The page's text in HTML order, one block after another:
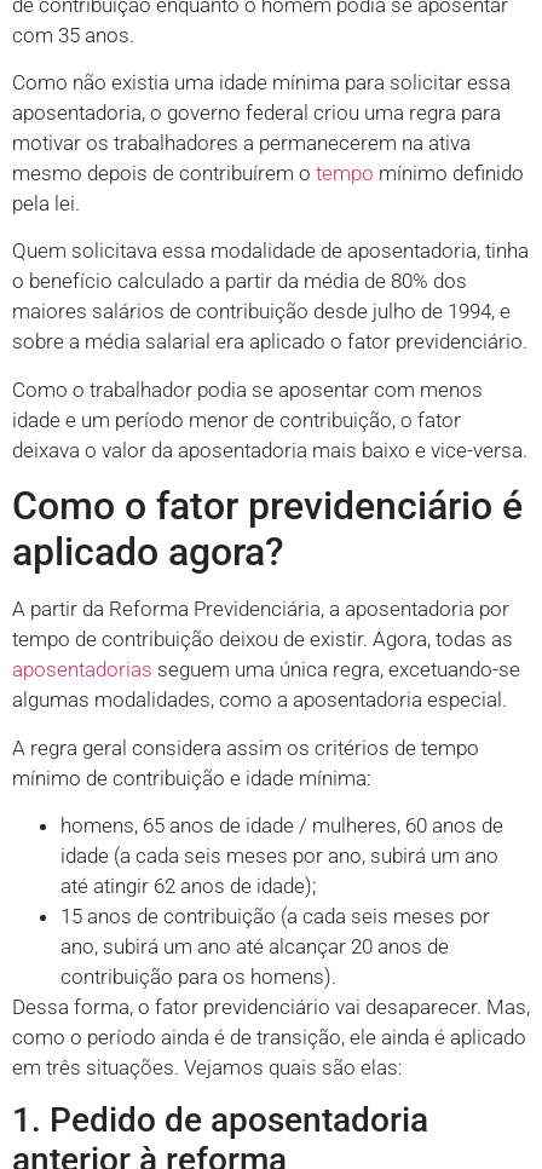
com 35 anos.
Como não existia uma idade mínima para solicitar essa
aposentadoria, o governo federal criou uma regra para
motivar os trabalhadores a permanecerem na ativa
mesmo depois de contribuírem o tempo mínimo definido
pela lei.
Quem solicitava essa modalidade de aposentadoria, tinha
o benefício calculado a partir da média de 80% dos
maiores salários de contribuição desde julho de 1994, e
sobre a média salarial era aplicado o fator previdenciário.
Como o trabalhador podia se aposentar com menos
idade e um período menor de contribuição, o fator
deixava o valor da aposentadoria mais baixo e vice-versa.
Como o fator previdenciário é
aplicado agora?
A partir da Reforma Previdenciária, a aposentadoria por
tempo de contribuição deixou de existir. Agora, todas as
aposentadorias seguem uma única regra, excetuando-se
algumas modalidades, como a aposentadoria especial.
A regra geral considera assim os critérios de tempo
mínimo de contribuição e idade mínima:
homens, 65 anos de idade / mulheres, 60 anos de
idade (a cada seis meses por ano, subirá um ano
até atingir 62 anos de idade);
15 anos de contribuição (a cada seis meses por
ano, subirá um ano até alcançar 20 anos de
contribuição para os homens).
Dessa forma, o fator previdenciário vai desaparecer. Mas,
como o período ainda é de transição, ele ainda é aplicado
em três situações. Vejamos quais são elas:
1. Pedido de aposentadoria
anterior à reforma